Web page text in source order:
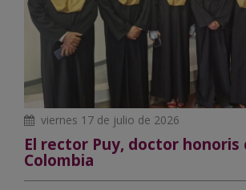
viernes 17 de julio de 2026
El rector Puy, doctor honoris
Colombia